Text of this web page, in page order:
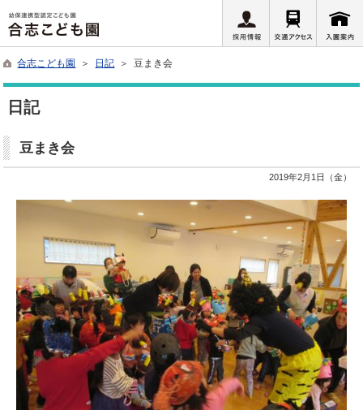
合志こども園 ＞ 日記 ＞ 豆まき会
日記
豆まき会
2019年2月1日（金）